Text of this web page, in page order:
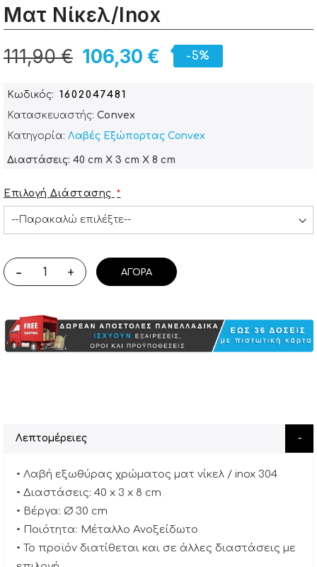
Ματ Νίκελ/Inox
106,30 €
111,90 € -5%
Κωδικός
1602047481
Κατασκευαστής: Convex
Κατηγορία: Λαβές Εξώπορτας Convex
Διαστάσεις: 40 cm X 3 cm X 8 cm
Επιλογή Διάστασης
- + ΑΓΟΡΆ
Λεπτομέρειες
• Λαβή εξωθύρας χρώματος ματ νίκελ / inox 304
• Διαστάσεις: 40 x 3 x 8 cm
• Βέργα: Ø 30 cm
• Ποιότητα: Μέταλλο Ανοξείδωτο
• Το προϊόν διατίθεται και σε άλλες διαστάσεις με